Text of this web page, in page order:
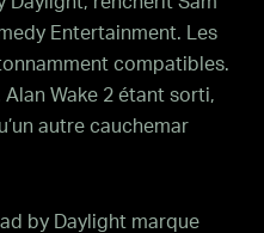
Entertainment. Les
compatibles.
Wake 2 étant sorti,
autre cauchemar
by Daylight marque